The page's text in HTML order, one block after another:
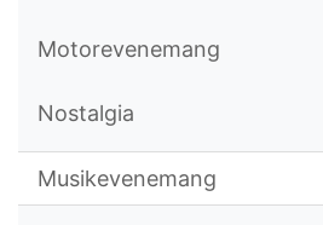
Motorevenemang
Nostalgia
Musikevenemang